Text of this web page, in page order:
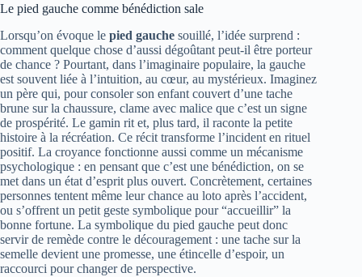
Le pied gauche comme bénédiction sale
Lorsqu’on évoque le pied gauche souillé, l’idée surprend :
comment quelque chose d’aussi dégoûtant peut-il être porteur
de chance ? Pourtant, dans l’imaginaire populaire, la gauche
est souvent liée à l’intuition, au cœur, au mystérieux. Imaginez
un père qui, pour consoler son enfant couvert d’une tache
brune sur la chaussure, clame avec malice que c’est un signe
de prospérité. Le gamin rit et, plus tard, il raconte la petite
histoire à la récréation. Ce récit transforme l’incident en rituel
positif. La croyance fonctionne aussi comme un mécanisme
psychologique : en pensant que c’est une bénédiction, on se
met dans un état d’esprit plus ouvert. Concrètement, certaines
personnes tentent même leur chance au loto après l’accident,
ou s’offrent un petit geste symbolique pour “accueillir” la
bonne fortune. La symbolique du pied gauche peut donc
servir de remède contre le découragement : une tache sur la
semelle devient une promesse, une étincelle d’espoir, un
raccourci pour changer de perspective.